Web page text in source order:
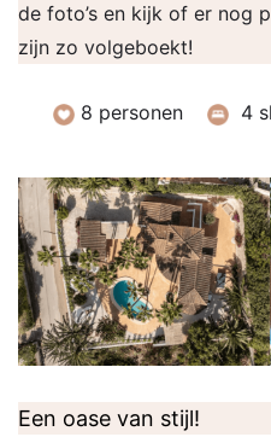
de foto’s en kijk of er nog
zijn zo volgeboekt!
8 personen 4
Een oase van stijl!